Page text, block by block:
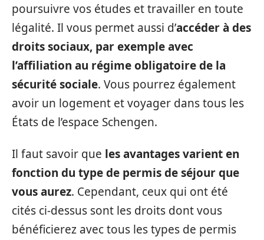
poursuivre vos études et travailler en toute
légalité. Il vous permet aussi d’accéder à des
droits sociaux, par exemple avec
l’affiliation au régime obligatoire de la
sécurité sociale. Vous pourrez également
avoir un logement et voyager dans tous les
États de l’espace Schengen.
Il faut savoir que les avantages varient en
fonction du type de permis de séjour que
vous aurez. Cependant, ceux qui ont été
cités ci-dessus sont les droits dont vous
bénéficierez avec tous les types de permis